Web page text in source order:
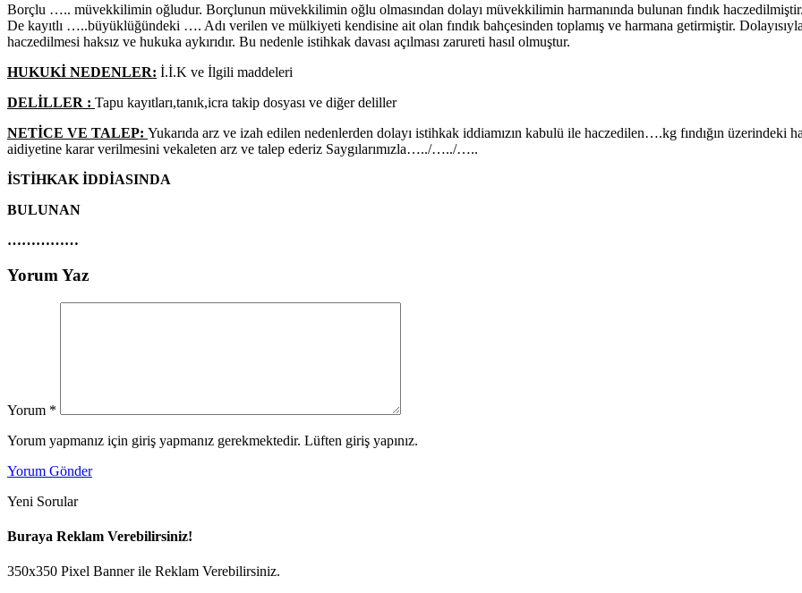
Borçlu ….. müvekkilimin oğludur. Borçlunun müvekkilimin oğlu olmasından dolayı müvekkilimin harmanında bulunan fındık
De kayıtlı …..büyüklüğündeki …. Adı verilen ve mülkiyeti kendisine ait olan fındık bahçesinden toplamış ve harmana getirmiştir.
haczedilmesi haksız ve hukuka aykırıdır. Bu nedenle istihkak davası açılması zarureti hasıl olmuştur.
HUKUKİ NEDENLER: İ.İ.K ve İlgili maddeleri
DELİLLER : Tapu kayıtları,tanık,icra takip dosyası ve diğer deliller
NETİCE VE TALEP: Yukarıda arz ve izah edilen nedenlerden dolayı istihkak iddiamızın kabulü ile haczedilen….kg fındığın üzerindeki
aidiyetine karar verilmesini vekaleten arz ve talep ederiz Saygılarımızla…../…../…..
İSTİHKAK İDDİASINDA
BULUNAN
……………
Yorum Yaz
Yorum *
Yorum yapmanız için giriş yapmanız gerekmektedir. Lüften giriş yapınız.
Yorum Gönder
Yeni Sorular
Buraya Reklam Verebilirsiniz!
350x350 Pixel Banner ile Reklam Verebilirsiniz.